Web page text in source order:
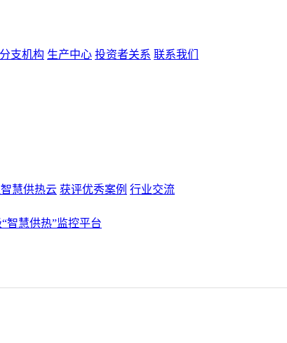
分支机构 生产中心 投资者关系 联系我们
慧供热云 获评优秀案例 行业交流
智慧供热”监控平台